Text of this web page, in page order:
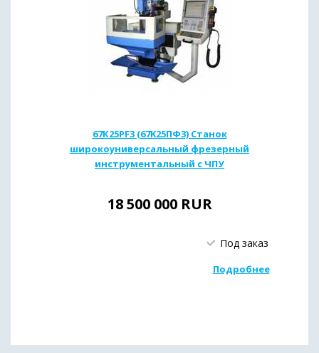
67К25PF3 (67K25ПФ3) Станок
широкоуниверсальный фрезерный
инструментальный с ЧПУ
18 500 000 RUR
Под заказ
Подробнее